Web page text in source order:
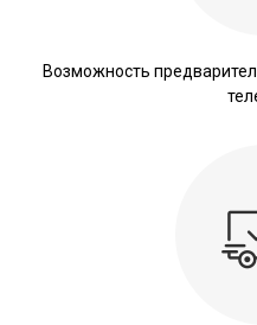
Возможность